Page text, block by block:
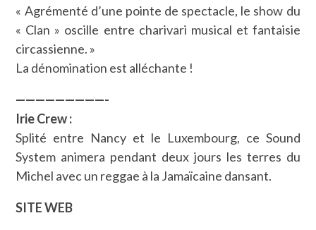
« Agrémenté d’une pointe de spectacle, le show du
« Clan » oscille entre charivari musical et fantaisie
circassienne. »
La dénomination est alléchante !
—————————-
Irie Crew :
Splité entre Nancy et le Luxembourg, ce Sound
System animera pendant deux jours les terres du
Michel avec un reggae à la Jamaïcaine dansant.
SITE WEB